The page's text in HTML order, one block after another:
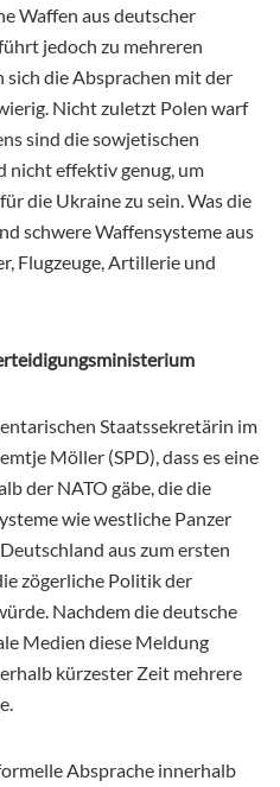
Waffen aus deutscher
jedoch zu mehreren
sich die Absprachen mit der
Nicht zuletzt Polen warf
sind die sowjetischen
nicht effektiv genug, um
die Ukraine zu sein. Was die
schwere Waffensysteme aus
Flugzeuge, Artillerie und
Staatssekretärin im
Möller (SPD), dass es eine
der NATO gäbe, die die
wie westliche Panzer
aus zum ersten
zögerliche Politik der
Nachdem die deutsche
Medien diese Meldung
kürzester Zeit mehrere
Absprache innerhalb